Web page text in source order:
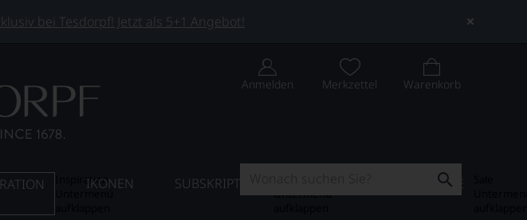
bei Tesdorpf! Jetzt als 5+1 Angebot!
Anmelden Merkzettel Warenkorb
InspirationIKONEN SUBSKRIPTION
Untermenü
SALE